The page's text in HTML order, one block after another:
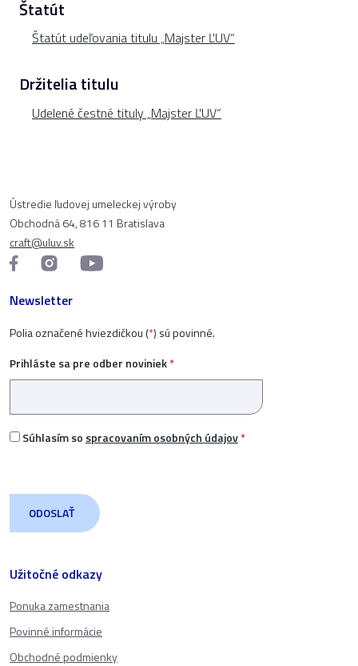
Štatút
Štatút udeľovania titulu „Majster ĽUV“
Držitelia titulu
Udelené čestné tituly „Majster ĽUV“
Užitočné odkazy
Ponuka zamestnania
Povinné informácie
Obchodné podmienky
Ústredie ľudovej umeleckej výroby
Obchodná 64, 816 11 Bratislava
craft@uluv.sk
Newsletter
Polia označené hviezdičkou (*) sú povinné.
Prihláste sa pre odber noviniek*
Súhlasím so spracovaním osobných údajov*